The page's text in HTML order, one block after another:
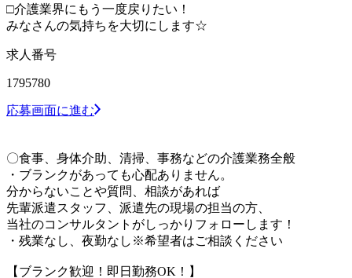
□介護業界にもう一度戻りたい！
みなさんの気持ちを大切にします☆
求人番号
1795780
応募画面に進む
〇食事、身体介助、清掃、事務などの介護業務全般
・ブランクがあっても心配ありません。
分からないことや質問、相談があれば
先輩派遣スタッフ、派遣先の現場の担当の方、
当社のコンサルタントがしっかりフォローします！
・残業なし、夜勤なし※希望者はご相談ください
【ブランク歓迎！即日勤務OK！】